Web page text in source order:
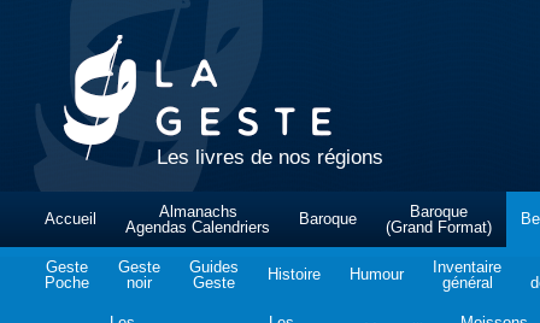
Les livres de nos régions
Accueil
Almanachs
Agendas Calendriers
Baroque
Baroque
(Grand Format)
Geste
Poche
Geste
noir
Guides
Geste
Histoire Humour
Inventaire
général